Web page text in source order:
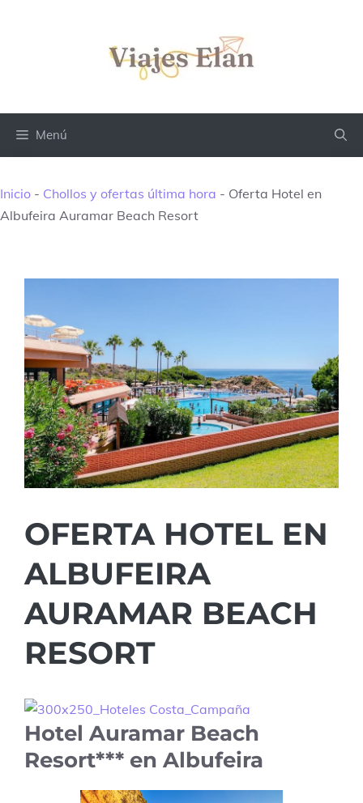
Menú
Inicio - Chollos y ofertas última hora - Oferta Hotel en
Albufeira Auramar Beach Resort
OFERTA HOTEL EN
ALBUFEIRA
AURAMAR BEACH
RESORT
Hotel Auramar Beach
Resort*** en Albufeira